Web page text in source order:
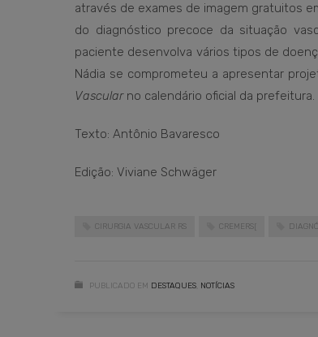
através de exames de imagem gratuitos
do diagnóstico precoce da situação
paciente desenvolva vários tipos de
Nádia se comprometeu a apresentar
Vascularno calendário oficial da prefeitura.
Texto: Antônio Bavaresco
Edição: Viviane Schwäger
CIRURGIA VASCULAR RS CREMERS[
PUBLICADO EM DESTAQUES NOTÍCIAS